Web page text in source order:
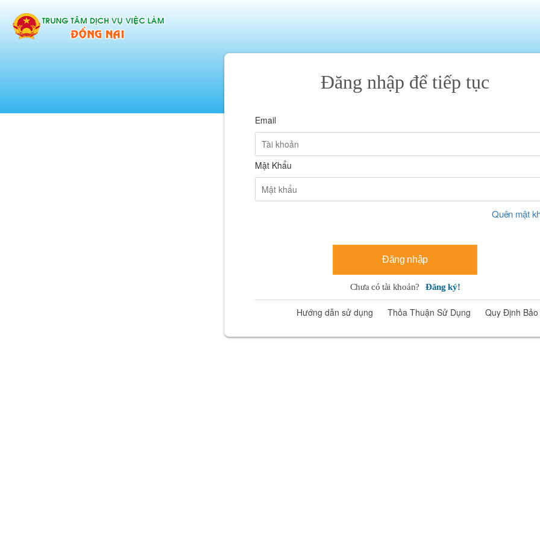
Đăng nhập để tiếp tục
Email
Mật Khẩu
Quên mật
Đăng nhập
Chưa có tài khoản? Đăng ký!
Hướng dẫn sử dụng Thỏa Thuận Sử Dụng Quy Định